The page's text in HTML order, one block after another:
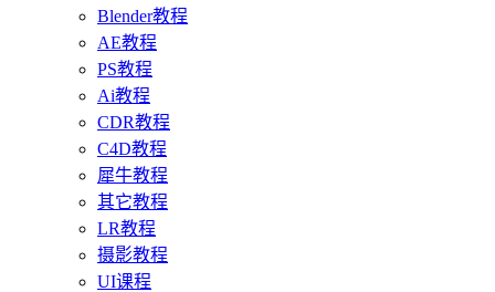
Blender教程
AE教程
PS教程
Ai教程
CDR教程
C4D教程
犀牛教程
其它教程
LR教程
摄影教程
UI课程